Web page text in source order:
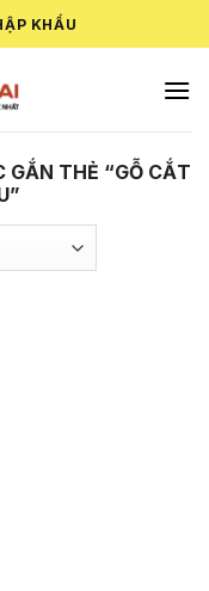
KHẨU
GẮN THẺ “GỖ CẮT